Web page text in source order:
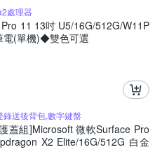
處理器
11 13吋 U5/16G/512G/W11P
電(單機)◆雙色可選
送後背包,數字鍵盤
蓋組]Microsoft 微軟Surface Pro
X2 Elite/16G/512G 白金
65139(不含筆)